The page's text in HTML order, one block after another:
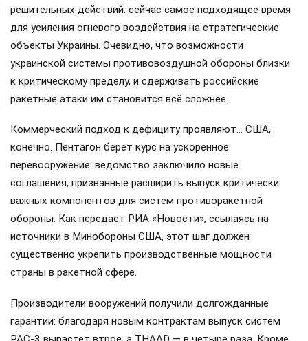
решительных действий: сейчас самое подходящее время
для усиления огневого воздействия на стратегические
объекты Украины. Очевидно, что возможности
украинской системы противовоздушной обороны близки
к критическому пределу, и сдерживать российские
ракетные атаки им становится всё сложнее.
Коммерческий подход к дефициту проявляют… США,
конечно. Пентагон берет курс на ускоренное
перевооружение: ведомство заключило новые
соглашения, призванные расширить выпуск критически
важных компонентов для систем противоракетной
обороны. Как передает РИА «Новости», ссылаясь на
источники в Минобороны США, этот шаг должен
существенно укрепить производственные мощности
страны в ракетной сфере.
Производители вооружений получили долгожданные
гарантии: благодаря новым контрактам выпуск систем